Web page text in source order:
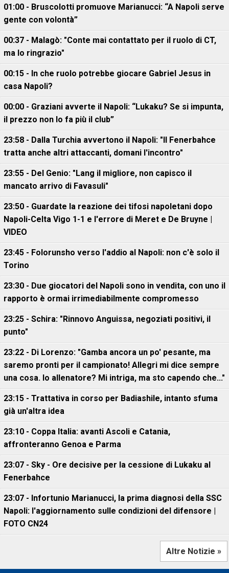
01:00 - Bruscolotti promuove Marianucci: “A Napoli serve
gente con volontà”
00:37 - Malagò: "Conte mai contattato per il ruolo di CT,
ma lo ringrazio"
00:15 - In che ruolo potrebbe giocare Gabriel Jesus in
casa Napoli?
00:00 - Graziani avverte il Napoli: “Lukaku? Se si impunta,
il prezzo non lo fa più il club”
23:58 - Dalla Turchia avvertono il Napoli: "Il Fenerbahce
tratta anche altri attaccanti, domani l'incontro"
23:55 - Del Genio: "Lang il migliore, non capisco il
mancato arrivo di Favasuli"
23:50 - Guardate la reazione dei tifosi napoletani dopo
Napoli-Celta Vigo 1-1 e l'errore di Meret e De Bruyne |
VIDEO
23:45 - Folorunsho verso l'addio al Napoli: non c'è solo il
Torino
23:30 - Due giocatori del Napoli sono in vendita, con uno il
rapporto è ormai irrimediabilmente compromesso
23:25 - Schira: "Rinnovo Anguissa, negoziati positivi, il
punto"
23:22 - Di Lorenzo: "Gamba ancora un po' pesante, ma
saremo pronti per il campionato! Allegri mi dice sempre
una cosa. Io allenatore? Mi intriga, ma sto capendo che..."
23:15 - Trattativa in corso per Badiashile, intanto sfuma
già un'altra idea
23:10 - Coppa Italia: avanti Ascoli e Catania,
affronteranno Genoa e Parma
23:07 - Sky - Ore decisive per la cessione di Lukaku al
Fenerbahce
23:07 - Infortunio Marianucci, la prima diagnosi della SSC
Napoli: l'aggiornamento sulle condizioni del difensore |
FOTO CN24
Altre Notizie »